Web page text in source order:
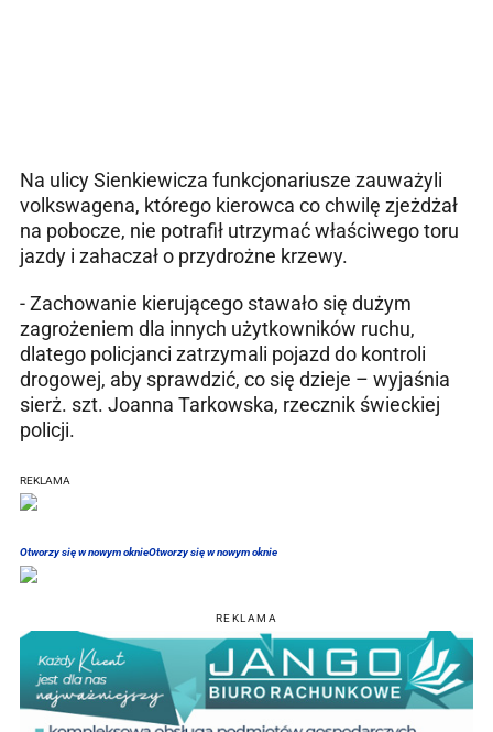
Na ulicy Sienkiewicza funkcjonariusze zauważyli
volkswagena, którego kierowca co chwilę zjeżdżał
na pobocze, nie potrafił utrzymać właściwego toru
jazdy i zahaczał o przydrożne krzewy.
- Zachowanie kierującego stawało się dużym
zagrożeniem dla innych użytkowników ruchu,
dlatego policjanci zatrzymali pojazd do kontroli
drogowej, aby sprawdzić, co się dzieje – wyjaśnia
sierż. szt. Joanna Tarkowska, rzecznik świeckiej
policji.
REKLAMA
Otworzy się w nowym oknieOtworzy się w nowym oknie
REKLAMA